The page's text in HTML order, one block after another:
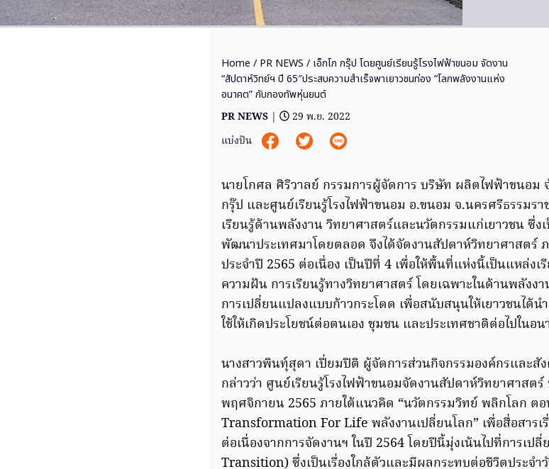
Home / PR NEWS / เอ็กโก กรุ๊ป โดยศูนย์เรียนรู้โรงไฟฟ้าขนอม จัดงาน
“สัปดาห์วิทย์ฯ ปี 65″ประสบความสำเร็จพาเยาวชนท่อง “โลกพลังงานแห่ง
อนาคต” กับกองทัพหุ่นยนต์
PR NEWS |
29 พ.ย. 2022
แบ่งปัน
นายโกศล ศิริวาลย์ กรรมการผู้จัดการ บริษัท ผลิตไฟฟ้าขนอม
กรุ๊ป และศูนย์เรียนรู้โรงไฟฟ้าขนอม อ.ขนอม จ.นครศรีธรรมร
เรียนรู้ด้านพลังงาน วิทยาศาสตร์และนวัตกรรมแก่เยาวชน ซึ่
พัฒนาประเทศมาโดยตลอด จึงได้จัดงานสัปดาห์วิทยาศาสตร์
ประจำปี 2565 ต่อเนื่อง เป็นปีที่ 4 เพื่อให้พื้นที่แห่งนี้เป็นแหล่ง
ความฝัน การเรียนรู้ทางวิทยาศาสตร์ โดยเฉพาะในด้านพลังง
การเปลี่ยนแปลงแบบก้าวกระโดด เพื่อสนับสนุนให้เยาวชนได้
ใช้ให้เกิดประโยชน์ต่อตนเอง ชุมชน และประเทศชาติต่อไปในอ
นางสาวพินทุ์สุดา เปี่ยมปิติ ผู้จัดการส่วนกิจกรรมองค์กรและสั
กล่าวว่า ศูนย์เรียนรู้โรงไฟฟ้าขนอมจัดงานสัปดาห์วิทยาศาสต
พฤศจิกายน 2565 ภายใต้แนวคิด “นวัตกรรมวิทย์ พลิกโลก ต
Transformation For Life พลังงานเปลี่ยนโลก” เพื่อสื่อสารเ
ต่อเนื่องจากการจัดงานฯ ในปี 2564 โดยปีนี้มุ่งเน้นไปที่การเ
Transition) ซึ่งเป็นเรื่องใกล้ตัวและมีผลกระทบต่อชีวิตประจำ